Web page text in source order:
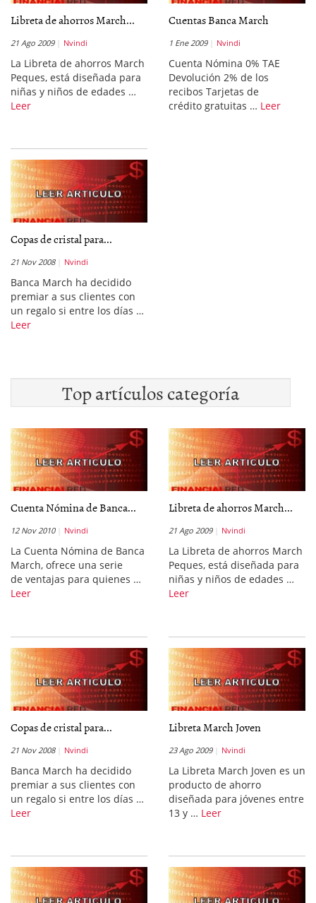
Libreta de ahorros March...
21 Ago 2009 Nvindi
La Libreta de ahorros March
Peques, está diseñada para
niñas y niños de edades …
Leer
Cuentas Banca March
1 Ene 2009 Nvindi
Cuenta Nómina 0% TAE
Devolución 2% de los
recibos Tarjetas de
crédito gratuitas … Leer
Copas de cristal para...
21 Nov 2008 Nvindi
Banca March ha decidido
premiar a sus clientes con
un regalo si entre los días …
Leer
Top artículos categoría
Cuenta Nómina de Banca...
12 Nov 2010 Nvindi
La Cuenta Nómina de Banca
March, ofrece una serie
de ventajas para quienes …
Leer
Libreta de ahorros March...
21 Ago 2009 Nvindi
La Libreta de ahorros March
Peques, está diseñada para
niñas y niños de edades …
Leer
Copas de cristal para...
21 Nov 2008 Nvindi
Banca March ha decidido
premiar a sus clientes con
un regalo si entre los días …
Leer
Libreta March Joven
23 Ago 2009 Nvindi
La Libreta March Joven es un
producto de ahorro
diseñada para jóvenes entre
13 y … Leer